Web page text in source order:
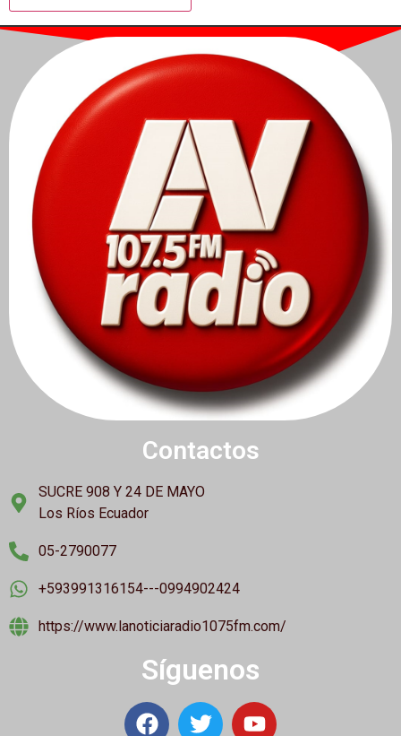
Contactos
SUCRE 908 Y 24 DE MAYO
Los Ríos Ecuador
05-2790077
+593991316154---0994902424
https://www.lanoticiaradio1075fm.com/
Síguenos